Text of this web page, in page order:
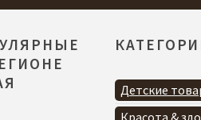
Детские